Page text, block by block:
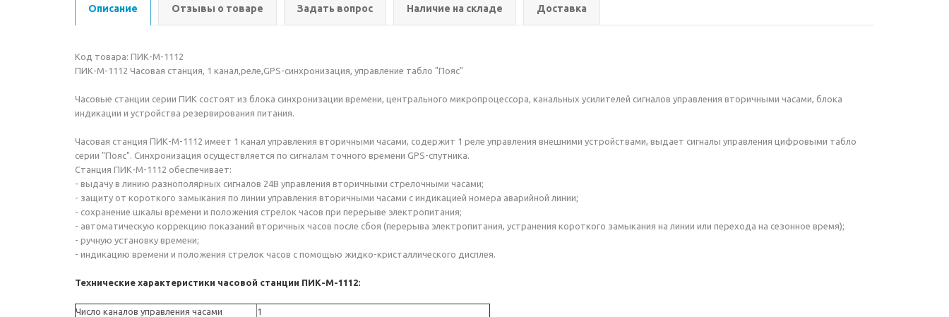
Описание Отзывы о товаре Задать вопрос Наличие на складе Доставка
Код товара: ПИК-М-1112
ПИК-М-1112 Часовая станция, 1 канал,реле,GPS-синхронизация, управление табло "Пояс"
Часовые станции серии ПИК состоят из блока синхронизации времени, центрального микропроцессора, канальных усилителей сигналов управления вторичными часами, блока
индикации и устройства резервирования питания.
Часовая станция ПИК-М-1112 имеет 1 канал управления вторичными часами, содержит 1 реле управления внешними устройствами, выдает сигналы управления цифровыми табло
серии "Пояс". Синхронизация осуществляется по сигналам точного времени GPS-спутника.
Станция ПИК-М-1112 обеспечивает:
- выдачу в линию разнополярных сигналов 24В управления вторичными стрелочными часами;
- защиту от короткого замыкания по линии управления вторичными часами с индикацией номера аварийной линии;
- сохранение шкалы времени и положения стрелок часов при перерыве электропитания;
- автоматическую коррекцию показаний вторичных часов после сбоя (перерыва электропитания, устранения короткого замыкания на линии или перехода на сезонное время);
- ручную установку времени;
- индикацию времени и положения стрелок часов с помощью жидко-кристаллического дисплея.
Технические характеристики часовой станции ПИК-М-1112:
Число каналов управления часами
1